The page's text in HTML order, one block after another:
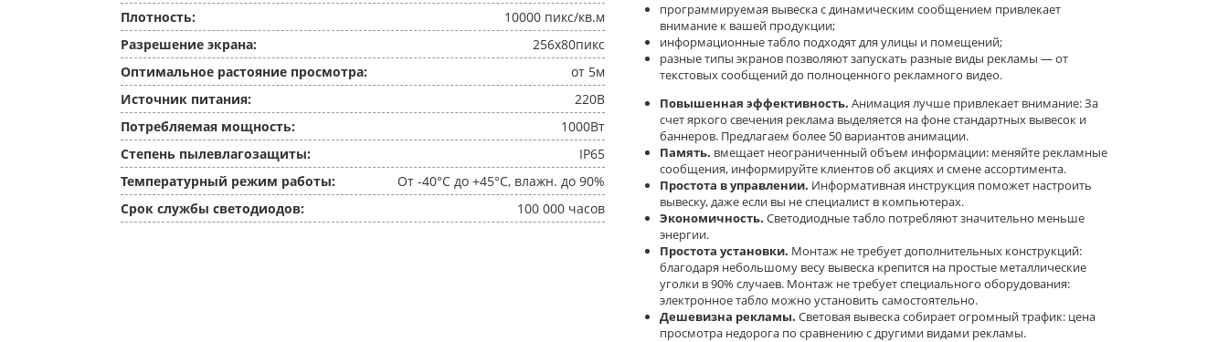
Плотность:
10000 пикс/кв.м
Разрешение экрана:
256x80пикс
Оптимальное растояние просмотра:
от 5м
Источник питания:
220В
Потребляемая мощность:
1000Вт
Степень пылевлагозащиты:
IP65
Температурный режим работы:
От -40°C до +45°C, влажн. до 90%
Срок службы светодиодов:
100 000 часов
программируемая вывеска с динамическим сообщением привлекает
внимание к вашей продукции;
информационные табло подходят для улицы и помещений;
разные типы экранов позволяют запускать разные виды рекламы — от
текстовых сообщений до полноценного рекламного видео.
Повышенная эффективность. Анимация лучше привлекает внимание: За
счет яркого свечения реклама выделяется на фоне стандартных вывесок и
баннеров. Предлагаем более 50 вариантов анимации.
Память. вмещает неограниченный объем информации: меняйте рекламные
сообщения, информируйте клиентов об акциях и смене ассортимента.
Простота в управлении. Информативная инструкция поможет настроить
вывеску, даже если вы не специалист в компьютерах.
Экономичность. Светодиодные табло потребляют значительно меньше
энергии.
Простота установки. Монтаж не требует дополнительных конструкций:
благодаря небольшому весу вывеска крепится на простые металлические
уголки в 90% случаев. Монтаж не требует специального оборудования:
электронное табло можно установить самостоятельно.
Дешевизна рекламы. Световая вывеска собирает огромный трафик: цена
просмотра недорога по сравнению с другими видами рекламы.